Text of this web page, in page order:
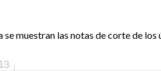
muestran las notas de corte de los
13